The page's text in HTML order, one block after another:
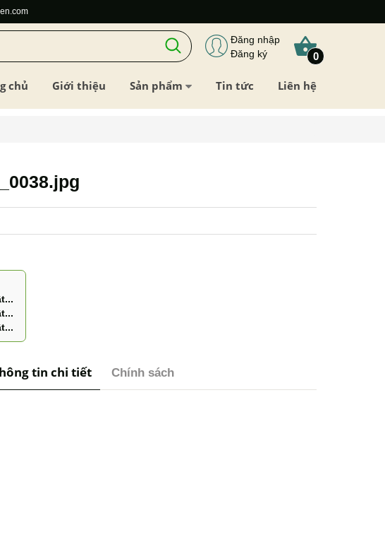
Đăng nhập
Đăng ký
0
chủ Giới thiệu Sản phẩm Tin tức Liên hệ
tin chi tiết Chính sách